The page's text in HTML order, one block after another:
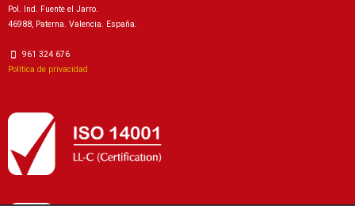
Pol. Ind. Fuente el Jarro.
46988, Paterna. Valencia. España.
961 324 676
Política de privacidad